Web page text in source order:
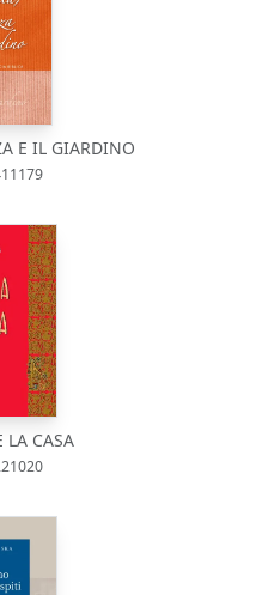
E IL GIARDINO
LA CASA